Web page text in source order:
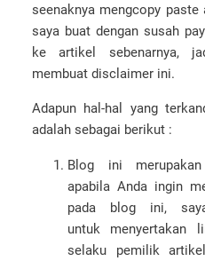
seenaknya mengcopy
saya buat dengan susah
ke artikel sebenarnya,
membuat disclaimer ini.
Adapun hal-hal yang
adalah sebagai berikut :
Blog ini
apabila Anda ingin
pada blog ini,
untuk menyertakan
selaku pemilik